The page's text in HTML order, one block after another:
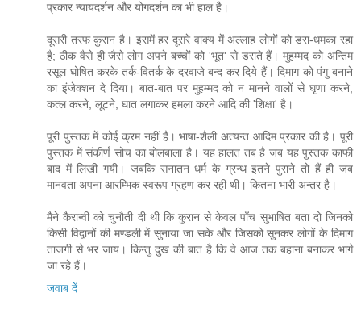
प्रकार न्यायदर्शन और योगदर्शन का भी हाल है।
दूसरी तरफ कुरान है। इसमें हर दूसरे वाक्य में अल्लाह लोगों को डरा-धमका रहा
है; ठीक वैसे ही जैसे लोग अपने बच्चों को 'भूत' से डराते हैं। मुहम्मद को अन्तिम
रसूल घोषित करके तर्क-वितर्क के दरवाजे बन्द कर दिये हैं। दिमाग को पंगु बनाने
का इंजेक्शन दे दिया। बात-बात पर मुहम्मद को न मानने वालों से घृणा करने,
कत्ल करने, लूटने, घात लगाकर हमला करने आदि की 'शिक्षा' है।
पूरी पुस्तक में कोई क्रम नहीं है। भाषा-शैली अत्यन्त आदिम प्रकार की है। पूरी
पुस्तक में संकीर्ण सोच का बोलबाला है। यह हालत तब है जब यह पुस्तक काफी
बाद में लिखी गयी। जबकि सनातन धर्म के ग्रन्थ इतने पुराने तो हैं ही जब
मानवता अपना आरम्भिक स्वरूप ग्रहण कर रही थी। कितना भारी अन्तर है।
मैने कैरान्वी को चुनौती दी थी कि कुरान से केवल पाँच सुभाषित बता दो जिनको
किसी विद्वानों की मण्डली में सुनाया जा सके और जिसको सुनकर लोगों के दिमाग
ताजगी से भर जाय। किन्तु दुख की बात है कि वे आज तक बहाना बनाकर भागे
जा रहे हैं।
जवाब दें